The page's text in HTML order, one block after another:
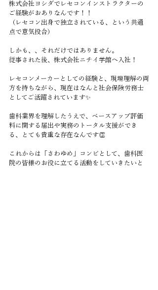
株式会社ヨシダでレセコンインストラクターの
ご経験がおありなんです！！
（レセコン出身で独立されている、という共通
点で意気投合）
しかも、、それだけではありません。
従事された後、株式会社ニチイ学館へ入社！
レセコンメーカーとしての経験と、現場理解の両
方を持ちながら、現在はなんと社会保険労務士
としてご活躍されています✨
歯科業界を理解したうえで、ベースアップ評価
料に関する届出や実務のトータル支援ができ
る、とても貴重な存在なんです👏
これからは「さわゆめ」コンビとして、歯科医
院の皆様のお役に立てる活動をしていきたいと